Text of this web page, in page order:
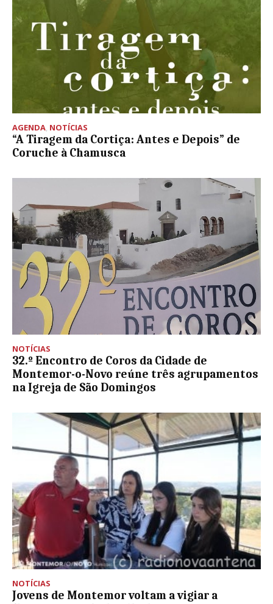
AGENDA NOTÍCIAS
“A Tiragem da Cortiça: Antes e Depois” de
Coruche à Chamusca
NOTÍCIAS
32.º Encontro de Coros da Cidade de
Montemor-o-Novo reúne três agrupamentos
na Igreja de São Domingos
NOTÍCIAS
Jovens de Montemor voltam a vigiar a